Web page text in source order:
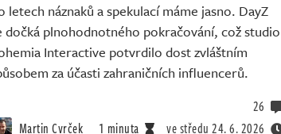
letech náznaků a spekulací máme jasno. DayZ
dočká plnohodnotného pokračování, což studio
Interactive potvrdilo dost zvláštním
za účasti zahraničních influencerů.
Martin Cvrček 1 minuta ve středu 24. 6. 2026
26